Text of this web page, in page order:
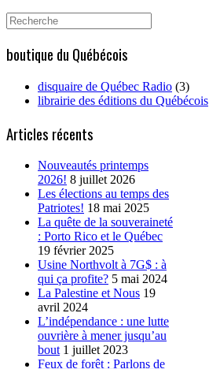
Search
for:
boutique du Québécois
disquaire de Québec Radio (3)
librairie des éditions du Québécois
Articles récents
Nouveautés printemps
2026! 8 juillet 2026
Les élections au temps des
Patriotes! 18 mai 2025
La quête de la souveraineté
: Porto Rico et le Québec
19 février 2025
Usine Northvolt à 7G$ : à
qui ça profite? 5 mai 2024
La Palestine et Nous 19
avril 2024
L’indépendance : une lutte
ouvrière à mener jusqu’au
bout 1 juillet 2023
Feux de forêt : Parlons de